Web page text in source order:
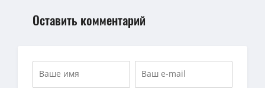
Оставить комментарий